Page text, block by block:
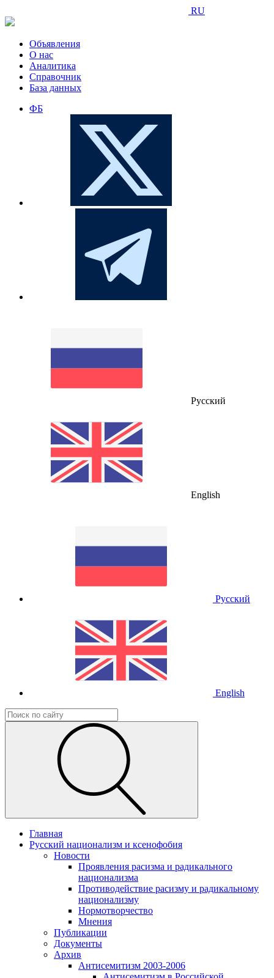
RU
Объявления
О нас
Аналитика
Справочник
База данных
ФБ
Русский
English
Русский
English
Главная
Русский национализм и ксенофобия
Новости
Проявления расизма и радикального
национализма
Противодействие расизму и радикальному
национализму
Нормотворчество
Мнения
Публикации
Документы
Архив
Антисемитизм 2003-2006